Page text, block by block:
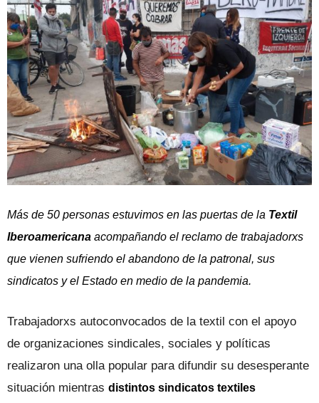
Más de 50 personas estuvimos en las puertas de la Textil
Iberoamericana acompañando el reclamo de trabajadorxs
que vienen sufriendo el abandono de la patronal, sus
sindicatos y el Estado en medio de la pandemia.
Trabajadorxs autoconvocados de la textil con el apoyo
de organizaciones sindicales, sociales y políticas
realizaron una olla popular para difundir su desesperante
situación mientras distintos sindicatos textiles